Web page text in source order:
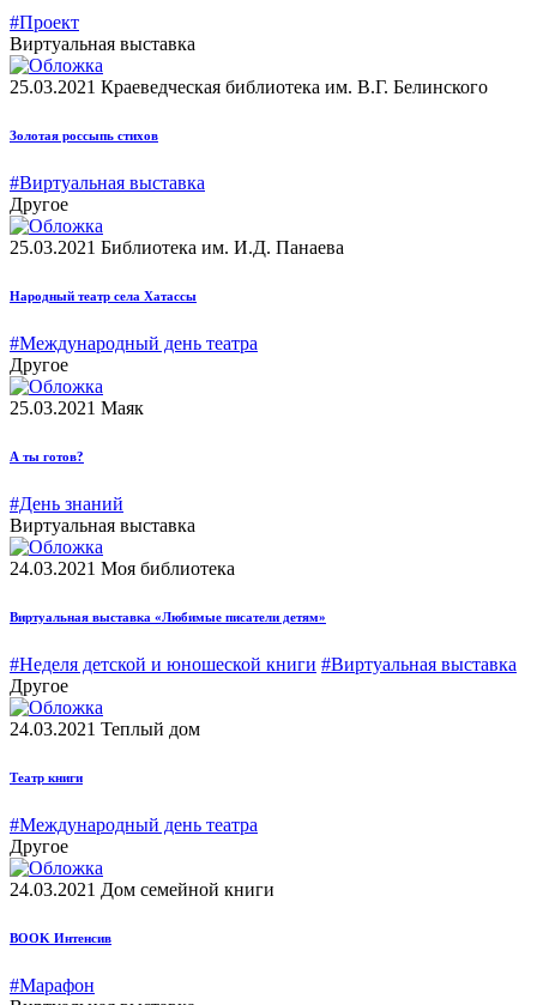
#Проект
Виртуальная выставка
25.03.2021 Краеведческая библиотека им. В.Г. Белинского
Золотая россыпь стихов
#Виртуальная выставка
Другое
25.03.2021 Библиотека им. И.Д. Панаева
Народный театр села Хатассы
#Международный день театра
Другое
25.03.2021 Маяк
А ты готов?
#День знаний
Виртуальная выставка
24.03.2021 Моя библиотека
Виртуальная выставка «Любимые писатели детям»
#Неделя детской и юношеской книги #Виртуальная выставка
Другое
24.03.2021 Теплый дом
Театр книги
#Международный день театра
Другое
24.03.2021 Дом семейной книги
BOOK Интенсив
#Марафон